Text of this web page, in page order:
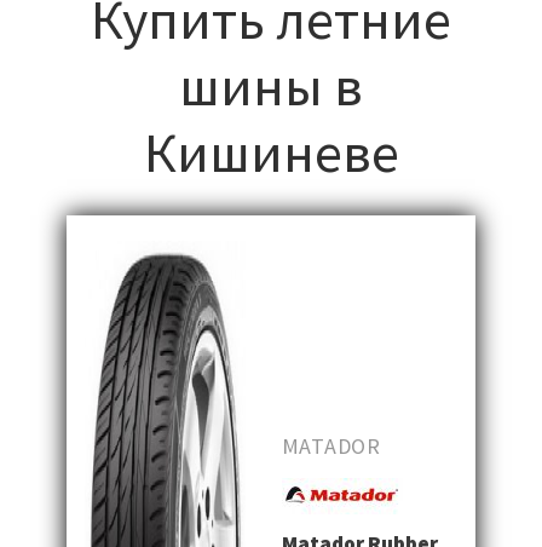
Купить летние
шины в
Кишиневе
MATADOR